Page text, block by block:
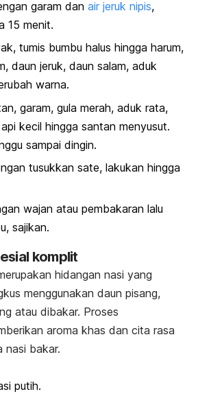
garam dan air jeruk nipis,
15 menit.
tumis bumbu halus hingga harum,
daun jeruk, daun salam, aduk
warna.
garam, gula merah, aduk rata,
kecil hingga santan menyusut.
sampai dingin.
tusukkan sate, lakukan hingga
wajan atau pembakaran lalu
sajikan.
komplit
hidangan nasi yang
menggunakan daun pisang,
atau dibakar. Proses
aroma khas dan cita rasa
nasi bakar.
putih.